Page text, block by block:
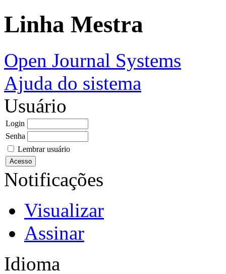
Linha Mestra
Open Journal Systems
Ajuda do sistema
Usuário
Login
Senha
Lembrar usuário
Notificações
Visualizar
Assinar
Idioma